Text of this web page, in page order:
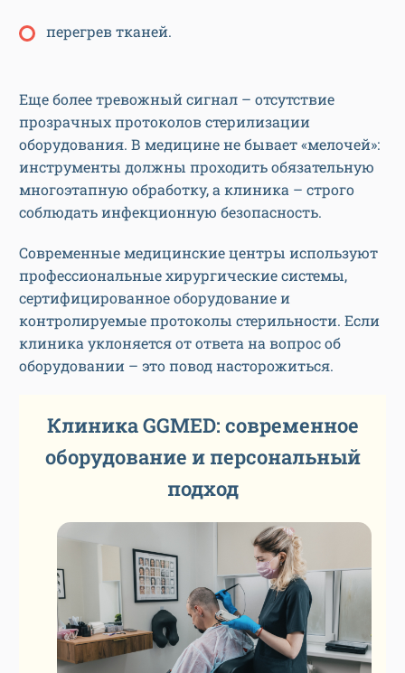
перегрев тканей.
Еще более тревожный сигнал – отсутствие
прозрачных протоколов стерилизации
оборудования. В медицине не бывает «мелочей»:
инструменты должны проходить обязательную
многоэтапную обработку, а клиника – строго
соблюдать инфекционную безопасность.
Современные медицинские центры используют
профессиональные хирургические системы,
сертифицированное оборудование и
контролируемые протоколы стерильности. Если
клиника уклоняется от ответа на вопрос об
оборудовании – это повод насторожиться.
Клиника GGMED: современное
оборудование и персональный
подход